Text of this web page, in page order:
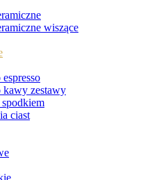
wiszące
zestawy
ciast